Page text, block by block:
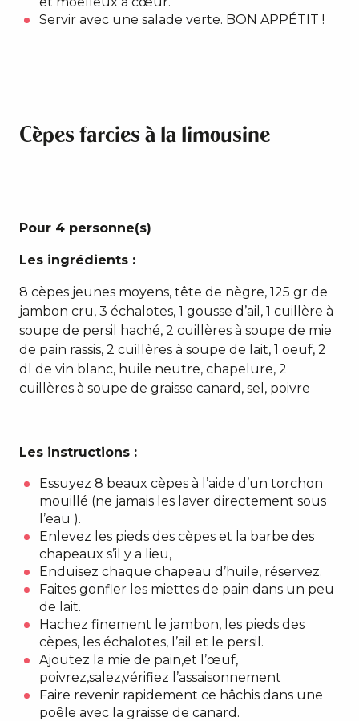
Servir avec une salade verte. BON APPÉTIT !
Cèpes farcies à la limousine
Pour 4 personne(s)
Les ingrédients :
8 cèpes jeunes moyens, tête de nègre, 125 gr de
jambon cru, 3 échalotes, 1 gousse d’ail, 1 cuillère à
soupe de persil haché, 2 cuillères à soupe de mie
de pain rassis, 2 cuillères à soupe de lait, 1 oeuf, 2
dl de vin blanc, huile neutre, chapelure, 2
cuillères à soupe de graisse canard, sel, poivre
Les instructions :
Essuyez 8 beaux cèpes à l’aide d’un torchon
mouillé (ne jamais les laver directement sous
l’eau ).
Enlevez les pieds des cèpes et la barbe des
chapeaux s’il y a lieu,
Enduisez chaque chapeau d’huile, réservez.
Faites gonfler les miettes de pain dans un peu
de lait.
Hachez finement le jambon, les pieds des
cèpes, les échalotes, l’ail et le persil.
Ajoutez la mie de pain,et l’œuf,
poivrez,salez,vérifiez l’assaisonnement
Faire revenir rapidement ce hâchis dans une
poêle avec la graisse de canard.